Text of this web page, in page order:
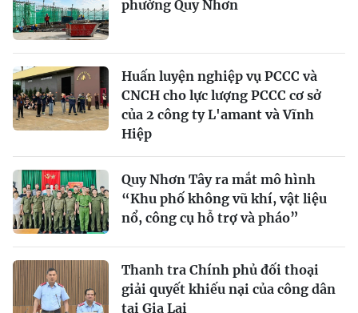
phường Quy Nhơn
Huấn luyện nghiệp vụ PCCC và
CNCH cho lực lượng PCCC cơ sở
của 2 công ty L'amant và Vĩnh
Hiệp
Quy Nhơn Tây ra mắt mô hình
“Khu phố không vũ khí, vật liệu
nổ, công cụ hỗ trợ và pháo”
Thanh tra Chính phủ đối thoại
giải quyết khiếu nại của công dân
tại Gia Lai